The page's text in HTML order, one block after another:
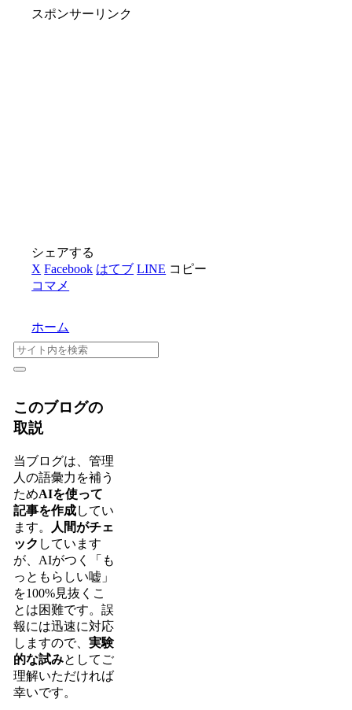
スポンサーリンク
シェアする
X Facebook はてブ LINE コピー
コマメ
ホーム
このブログの
取説
当ブログは、管理
人の語彙力を補う
ためAIを使って
記事を作成してい
ます。
人間がチェ
ック しています
が、AIがつく「も
っともらしい嘘」
を100%見抜くこ
とは困難です。誤
報には迅速に対応
しますので、 実験
的な試みとしてご
理解いただければ
幸いです。